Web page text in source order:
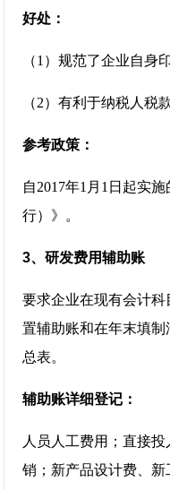
好处：
（1）规范了企业自身
（2）有利于纳税人税
参考政策：
自2017年1月1日起实
行）》。
3、研发费用辅助账
要求企业在现有会计
置辅助账和在年末填
总表。
辅助账详细登记：
人员人工费用；直接
销；新产品设计费、